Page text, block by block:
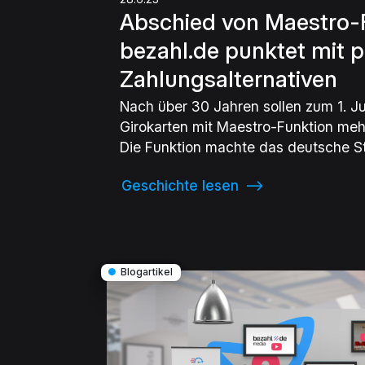
Abschied von
bezahl.de punktet mit
Zahlungs­alternativen
Nach über 30 Jahren sollen zum 1.
Girokarten mit Maestro-Funktion
Die Funktion machte das deutsche
Entwicklungen der fortschreitenden
bedeutet das deutlich höhere
Erfahren Sie in diesem Artikel mehr
und wie Sie mit bezahl.de weiterhin
bargeldlose Zahlungsmöglichkeiten
Geschichte lesen ⟶
● Blogartikel